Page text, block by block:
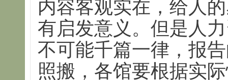
内容客观实在，给人
有启发意义。但是人
不可能千篇一律，报
照搬，各馆要根据实